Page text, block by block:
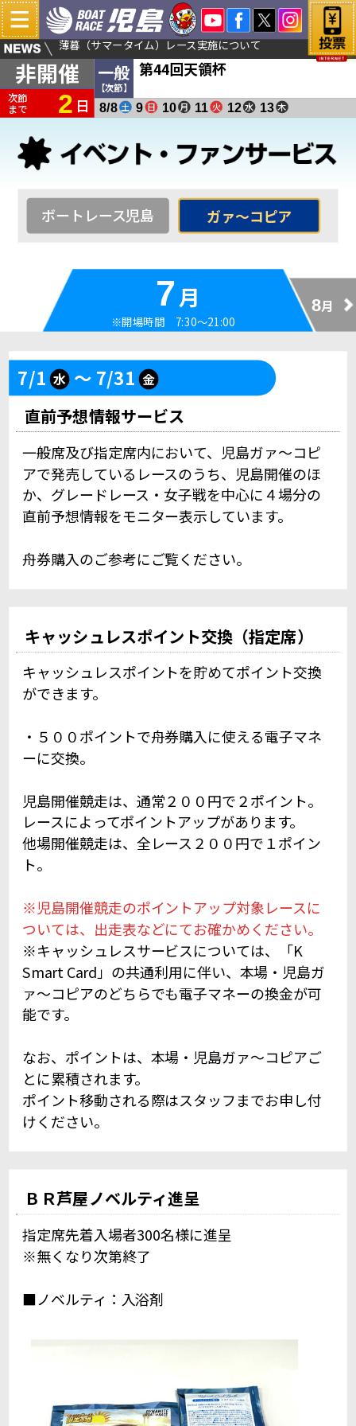
非開催
次節
まで 2 日
一般
【次節】
第44回天領杯
8/8 土 9 日 10 月 11 火 12 水 13 木
アップ！ 薄暮（サマータイム）レース実施について
ボートレース児島 ガァ～コピア
7月
※開場時間 7:30～21:00
8月
7/1 水～ 7/31 金
直前予想情報サービス
一般席及び指定席内において、児島ガァ～コピ
アで発売しているレースのうち、児島開催のほ
か、グレードレース・女子戦を中心に４場分の
直前予想情報をモニター表示しています。
舟券購入のご参考にご覧ください。
キャッシュレスポイント交換（指定席）
キャッシュレスポイントを貯めてポイント交換
ができます。
・５００ポイントで舟券購入に使える電子マネ
ーに交換。
児島開催競走は、通常２００円で２ポイント。
レースによってポイントアップがあります。
他場開催競走は、全レース２００円で１ポイン
ト。
※児島開催競走のポイントアップ対象レースに
ついては、出走表などにてお確かめください。
※キャッシュレスサービスについては、「K
Smart Card」の共通利用に伴い、本場・児島ガ
ァ～コピアのどちらでも電子マネーの換金が可
能です。
なお、ポイントは、本場・児島ガァ～コピアご
とに累積されます。
ポイント移動される際はスタッフまでお申し付
けください。
ＢＲ芦屋ノベルティ進呈
指定席先着入場者300名様に進呈
※無くなり次第終了
■ノベルティ：入浴剤